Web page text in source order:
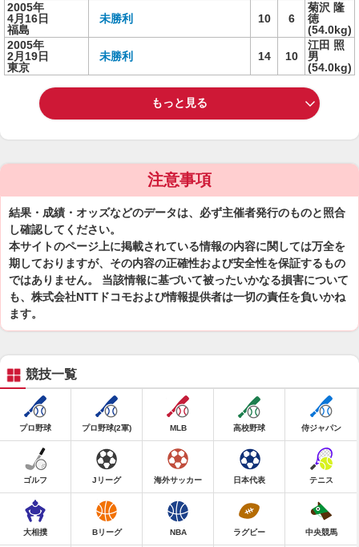
2005年
4月16日
福島
未勝利 10 6
菊沢 隆
徳
(54.0kg)
2005年
2月19日
東京
未勝利 14 10
江田 照
男
(54.0kg)
もっと見る
注意事項
結果・成績・オッズなどのデータは、必ず主催者発行のものと照合
し確認してください。
本サイトのページ上に掲載されている情報の内容に関しては万全を
期しておりますが、その内容の正確性および安全性を保証するもの
ではありません。 当該情報に基づいて被ったいかなる損害について
も、株式会社NTTドコモおよび情報提供者は一切の責任を負いかね
ます。
競技一覧
プロ野球 プロ野球(2軍) MLB 高校野球 侍ジャパン
ゴルフ Jリーグ 海外サッカー 日本代表 テニス
大相撲 Bリーグ NBA ラグビー 中央競馬